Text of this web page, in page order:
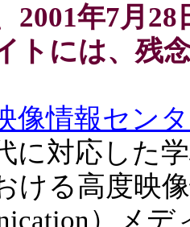
2001年7月28
トには、残
像情報セン
に対応した
ける高度映
）メ